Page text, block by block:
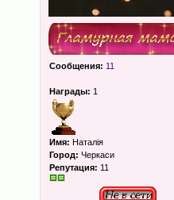
Сообщения: 11
Награды: 1
Имя: Наталія
Город: Черкаси
Репутация: 11